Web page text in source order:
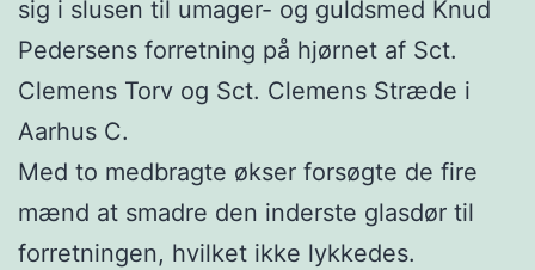
sig i slusen til umager- og guldsmed Knud
Pedersens forretning på hjørnet af Sct.
Clemens Torv og Sct. Clemens Stræde i
Aarhus C.
Med to medbragte økser forsøgte de fire
mænd at smadre den inderste glasdør til
forretningen, hvilket ikke lykkedes.